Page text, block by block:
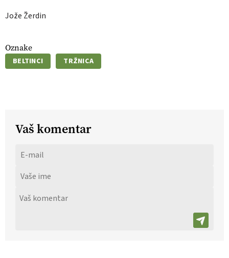
Jože Žerdin
Oznake
BELTINCI TRŽNICA
Vaš komentar